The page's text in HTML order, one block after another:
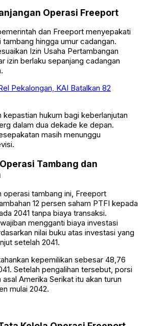
Operasi Freeport
dan Freeport menyepakati
hingga umur cadangan.
Izin Usaha Pertambangan
izin berlaku sepanjang cadangan
Pekalongan, KAI Batalkan 82
kepastian hukum bagi keberlanjutan
dalam dua dekade ke depan.
masih menunggu
Tambang dan
operasi tambang ini, Freeport
12 persen saham PTFI kepada
2041 tanpa biaya transaksi.
mengganti biaya investasi
nilai buku atas investasi yang
setelah 2041.
kepemilikan sebesar 48,76
Setelah pengalihan tersebut, porsi
Amerika Serikat itu akan turun
mulai 2042.